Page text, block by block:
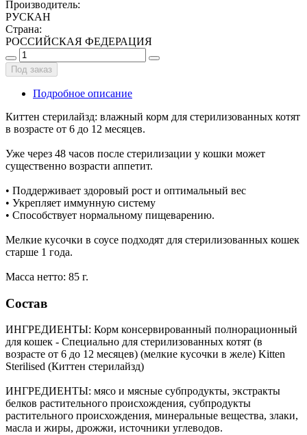
Производитель:
РУСКАН
Страна:
РОССИЙСКАЯ ФЕДЕРАЦИЯ
Под заказ
Подробное описание
Киттен стерилайзд: влажный корм для стерилизованных котят
в возрасте от 6 до 12 месяцев.
Уже через 48 часов после стерилизации у кошки может
существенно возрасти аппетит.
• Поддерживает здоровый рост и оптимальный вес
• Укрепляет иммунную систему
• Способствует нормальному пищеварению.
Мелкие кусочки в соусе подходят для стерилизованных кошек
старше 1 года.
Масса нетто: 85 г.
Состав
ИНГРЕДИЕНТЫ: Корм консервированный полнорационный
для кошек - Специально для стерилизованных котят (в
возрасте от 6 до 12 месяцев) (мелкие кусочки в желе) Kitten
Sterilised (Киттен стерилайзд)
ИНГРЕДИЕНТЫ: мясо и мясные субпродукты, экстракты
белков растительного происхождения, субпродукты
растительного происхождения, минеральные вещества, злаки,
масла и жиры, дрожжи, источники углеводов.